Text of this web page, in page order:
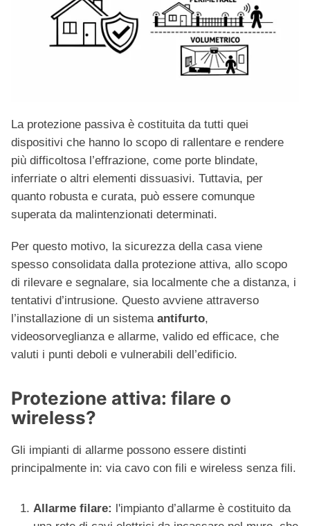
La protezione passiva è costituita da tutti quei
dispositivi che hanno lo scopo di rallentare e rendere
più difficoltosa l’effrazione, come porte blindate,
inferriate o altri elementi dissuasivi. Tuttavia, per
quanto robusta e curata, può essere comunque
superata da malintenzionati determinati.
Per questo motivo, la sicurezza della casa viene
spesso consolidata dalla protezione attiva, allo scopo
di rilevare e segnalare, sia localmente che a distanza, i
tentativi d’intrusione. Questo avviene attraverso
l’installazione di un sistema antifurto,
videosorveglianza e allarme, valido ed efficace, che
valuti i punti deboli e vulnerabili dell’edificio.
Protezione attiva: filare o
wireless?
Gli impianti di allarme possono essere distinti
principalmente in: via cavo con fili e wireless senza fili.
Allarme filare: l'impianto d’allarme è costituito da